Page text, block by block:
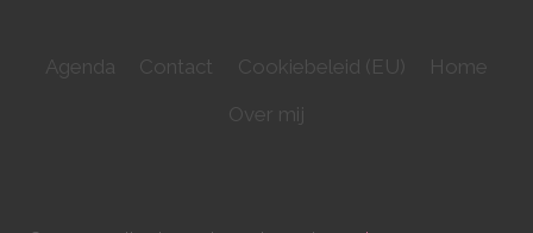
Agenda Contact Cookiebeleid (EU) Home
Over mij